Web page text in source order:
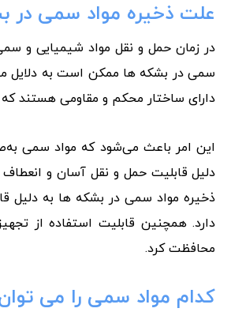
علت ذخیره مواد سمی
در زمان حمل و نقل مواد شیمیایی و
سمی در بشکه ها ممکن است به دلایل
دارای ساختار محکم و مقاومی هستند
این امر باعث می‌شود که مواد سمی
دلیل قابلیت حمل و نقل آسان و
ذخیره مواد سمی در بشکه ها به دلیل
دارد. همچنین قابلیت استفاده از
محافظت کرد.
کدام مواد سمی را می